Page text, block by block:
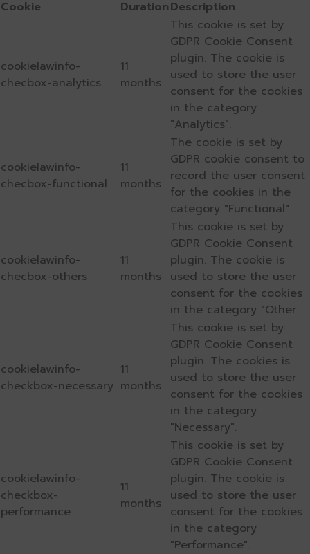
Cookie
DurationDescription
cookielawinfo-
checbox-analytics
11
months
This cookie is set by
GDPR Cookie Consent
plugin. The cookie is
used to store the user
consent for the cookies
in the category
"Analytics".
cookielawinfo-
checbox-functional
11
months
The cookie is set by
GDPR cookie consent to
record the user consent
for the cookies in the
category "Functional".
cookielawinfo-
checbox-others
11
months
This cookie is set by
GDPR Cookie Consent
plugin. The cookie is
used to store the user
consent for the cookies
in the category "Other.
cookielawinfo-
checkbox-necessary
11
months
This cookie is set by
GDPR Cookie Consent
plugin. The cookies is
used to store the user
consent for the cookies
in the category
"Necessary".
cookielawinfo-
checkbox-
performance
11
months
This cookie is set by
GDPR Cookie Consent
plugin. The cookie is
used to store the user
consent for the cookies
in the category
"Performance".